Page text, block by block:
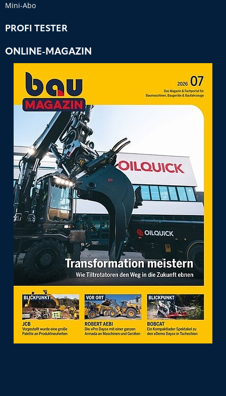
Mini-Abo
PROFI TESTER
ONLINE-MAGAZIN